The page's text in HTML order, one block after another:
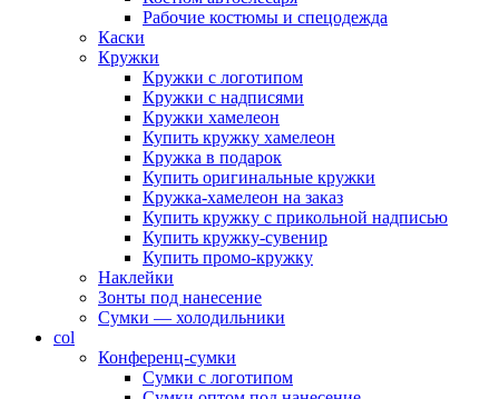
Рабочие костюмы и спецодежда
Каски
Кружки
Кружки с логотипом
Кружки с надписями
Кружки хамелеон
Купить кружку хамелеон
Кружка в подарок
Купить оригинальные кружки
Кружка-хамелеон на заказ
Купить кружку с прикольной надписью
Купить кружку-сувенир
Купить промо-кружку
Наклейки
Зонты под нанесение
Сумки — холодильники
col
Конференц-сумки
Сумки с логотипом